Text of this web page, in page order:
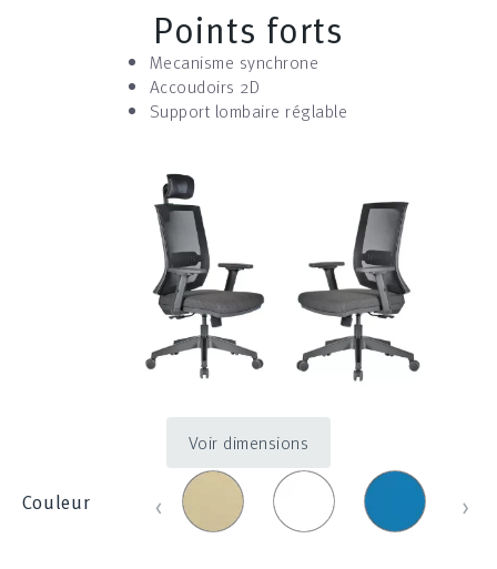
Points forts
Mecanisme synchrone
Accoudoirs 2D
Support lombaire réglable
Voir dimensions
Couleur
Beige
_
830
Blanc_100EBleu
_
1214
‹ ›